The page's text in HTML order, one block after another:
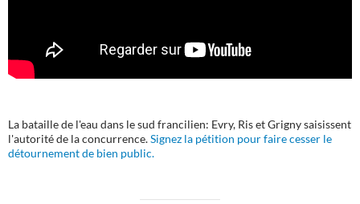
La bataille de l'eau dans le sud francilien: Evry, Ris et Grigny saisissent
l'autorité de la concurrence.Signez la pétition pour faire cesser le
détournement de bien public.